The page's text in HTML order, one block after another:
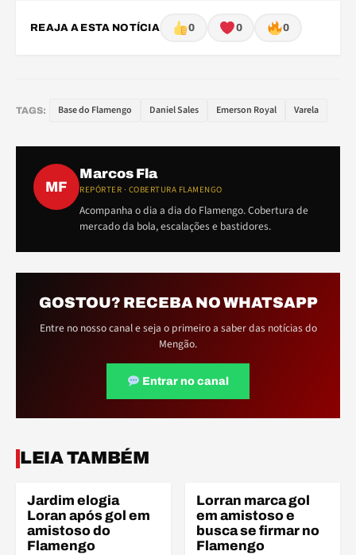
REAJA A ESTA NOTÍCIA 0 0 0
TAGS: Base do Flamengo Daniel Sales Emerson Royal Varela
MF
Marcos Fla
REPÓRTER · COBERTURA FLAMENGO
Acompanha o dia a dia do Flamengo. Cobertura de
mercado da bola, escalações e bastidores.
GOSTOU? RECEBA NO WHATSAPP
Entre no nosso canal e seja o primeiro a saber das notícias do
Mengão.
Entrar no canal
LEIA TAMBÉM
AMISTOSOS
Jardim elogia
Loran após gol em
amistoso do
Flamengo
AMISTOSOS
Lorran marca gol
em amistoso e
busca se firmar no
Flamengo